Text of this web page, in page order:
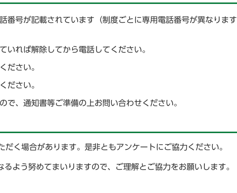
番号が記載されています（制度ごとに専用電話番号が異なります
いれば解除してから電話してください。
ださい。
ださい。
、通知書等ご準備の上お問い合わせください。
く場合があります。是非ともアンケートにご協力ください。
よう努めてまいりますので、ご理解とご協力をお願いします。